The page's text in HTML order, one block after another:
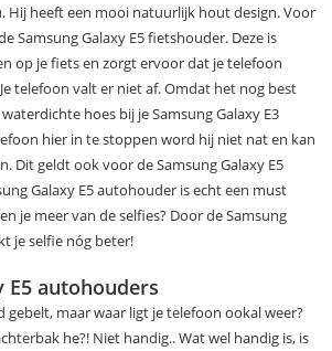
Hij heeft een mooi natuurlijk hout design. Voor
Samsung Galaxy E5 fietshouder. Deze is
op je fiets en zorgt ervoor dat je telefoon
telefoon valt er niet af. Omdat het nog best
hoes bij je Samsung Galaxy E3
hier in te stoppen word hij niet nat en kan
Dit geldt ook voor de Samsung Galaxy E5
Galaxy E5 autohouder is echt een must
je meer van de selfies? Door de Samsung
je selfie nóg beter!
E5 autohouders
gebelt, maar waar ligt je telefoon ookal weer?
he?! Niet handig.. Wat wel handig is, is